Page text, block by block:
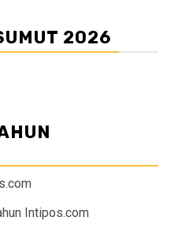
2026
Intipos.com